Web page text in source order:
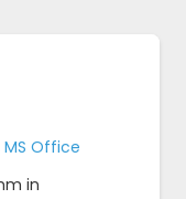
MS Office
in